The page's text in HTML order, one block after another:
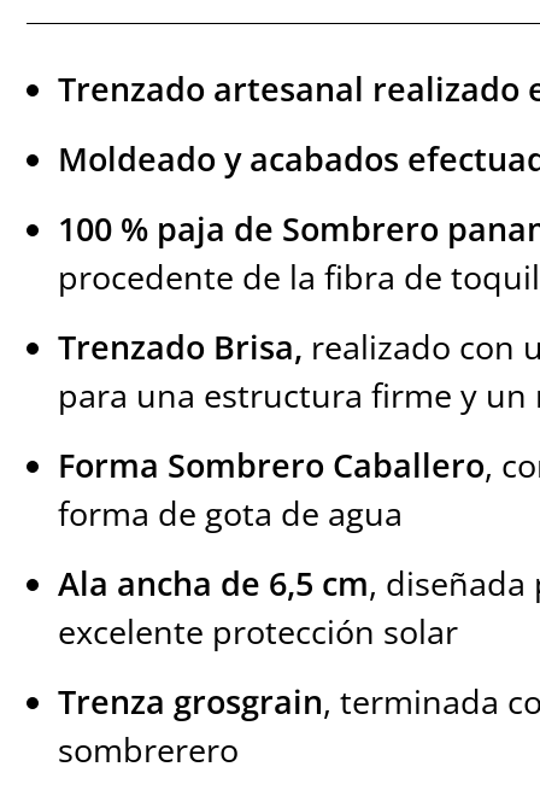
Trenzado artesanal realizado
Moldeado y acabados
100 % paja de Sombrero
procedente de la fibra de
Trenzado Brisa, realizado con
para una estructura firme y un
Forma Sombrero Caballero,
forma de gota de agua
Ala ancha de 6,5 cm, diseñada
excelente protección solar
Trenza grosgrain, terminada
sombrerero